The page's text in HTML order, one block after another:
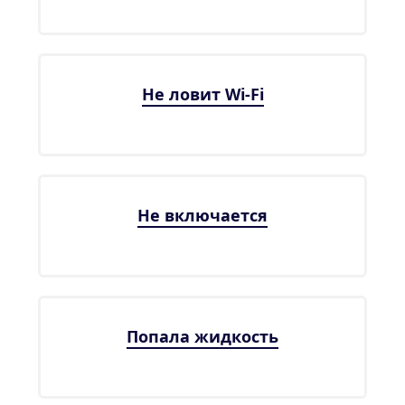
Не ловит Wi-Fi
Не включается
Попала жидкость